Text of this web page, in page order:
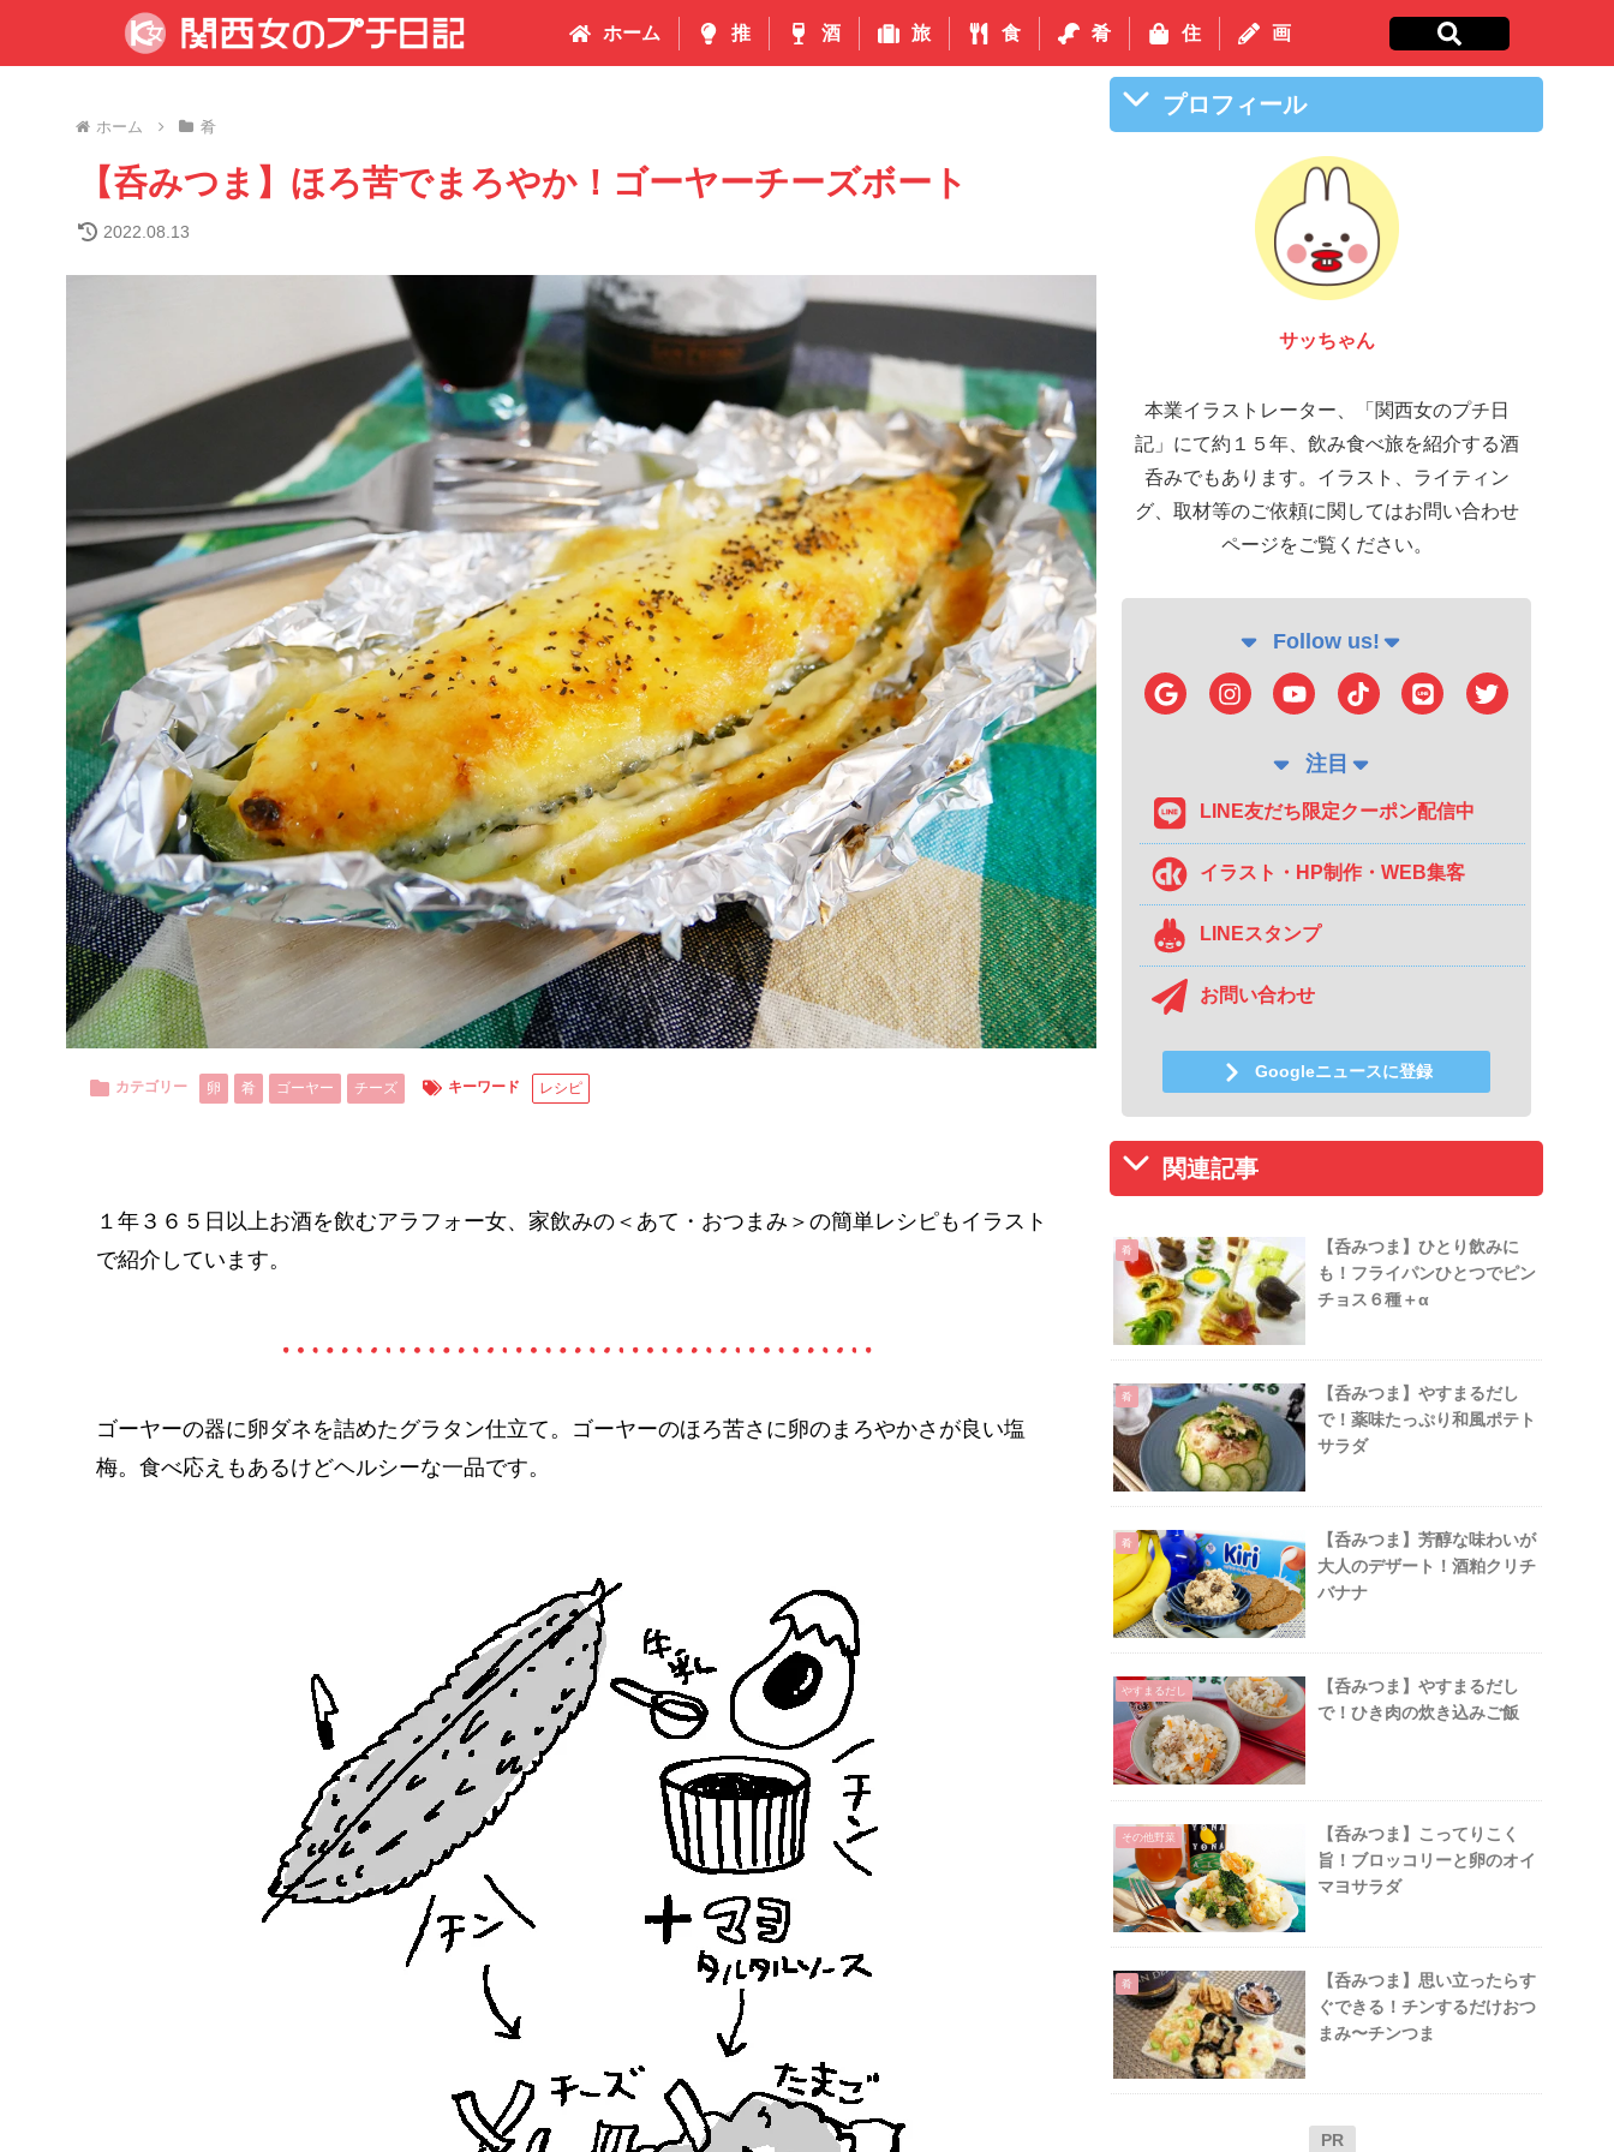
ホーム 推 酒 旅 食 肴 住 画
ホーム 肴
【呑みつま】ほろ苦でまろやか！ゴーヤーチーズボート
2022.08.13
カテゴリー 卵 肴 ゴーヤー チーズ キーワード レシピ
１年３６５日以上お酒を飲むアラフォー女、家飲みの＜あて・おつまみ＞の簡単レシピもイラスト
で紹介しています。
ゴーヤーの器に卵ダネを詰めたグラタン仕立て。ゴーヤーのほろ苦さに卵のまろやかさが良い塩
梅。食べ応えもあるけどヘルシーな一品です。
プロフィール
サッちゃん
本業イラストレーター、「関西女のプチ日
記」にて約１５年、飲み食べ旅を紹介する酒
呑みでもあります。イラスト、ライティン
グ、取材等のご依頼に関してはお問い合わせ
ページをご覧ください。
Follow us!
注目
LINE友だち限定クーポン配信中
イラスト・HP制作・WEB集客
LINEスタンプ
お問い合わせ
Googleニュースに登録
関連記事
肴
【呑みつま】ひとり飲みに
も！フライパンひとつでピン
チョス６種＋α
肴
【呑みつま】やすまるだし
で！薬味たっぷり和風ポテト
サラダ
肴
【呑みつま】芳醇な味わいが
大人のデザート！酒粕クリチ
バナナ
やすまるだし
【呑みつま】やすまるだし
で！ひき肉の炊き込みご飯
その他野菜
【呑みつま】こってりこく
旨！ブロッコリーと卵のオイ
マヨサラダ
肴
【呑みつま】思い立ったらす
ぐできる！チンするだけおつ
まみ〜チンつま
PR